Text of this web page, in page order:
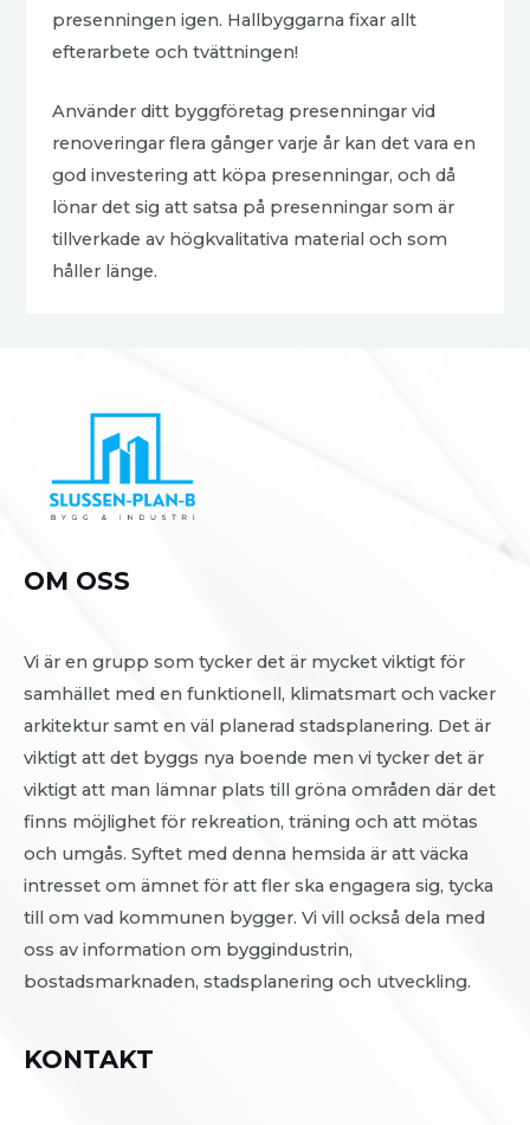
presenningen igen. Hallbyggarna fixar allt
efterarbete och tvättningen!
Använder ditt byggföretag presenningar vid
renoveringar flera gånger varje år kan det vara en
god investering att köpa presenningar, och då
lönar det sig att satsa på presenningar som är
tillverkade av högkvalitativa material och som
håller länge.
OM OSS
Vi är en grupp som tycker det är mycket viktigt för
samhället med en funktionell, klimatsmart och vacker
arkitektur samt en väl planerad stadsplanering. Det är
viktigt att det byggs nya boende men vi tycker det är
viktigt att man lämnar plats till gröna områden där det
finns möjlighet för rekreation, träning och att mötas
och umgås. Syftet med denna hemsida är att väcka
intresset om ämnet för att fler ska engagera sig, tycka
till om vad kommunen bygger. Vi vill också dela med
oss av information om byggindustrin,
bostadsmarknaden, stadsplanering och utveckling.
KONTAKT